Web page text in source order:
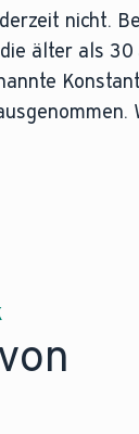
nicht.
älter als